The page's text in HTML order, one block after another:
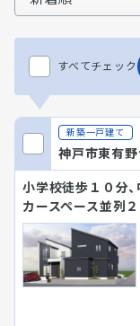
すべてチェック
新築一戸建て
神戸市東有
小学校徒歩１０分
カースペース並列２